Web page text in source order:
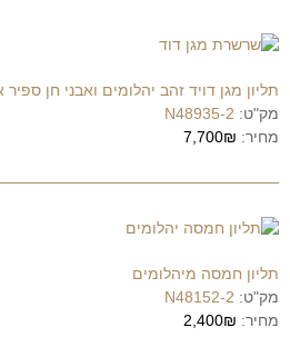
תליון מגן דויד זהב יהלומים ואבני חן ספיר
מק"ט: N48935-2
מחיר: 7,700₪
תליון חמסה מיהלומים
מק"ט: N48152-2
מחיר: 2,400₪